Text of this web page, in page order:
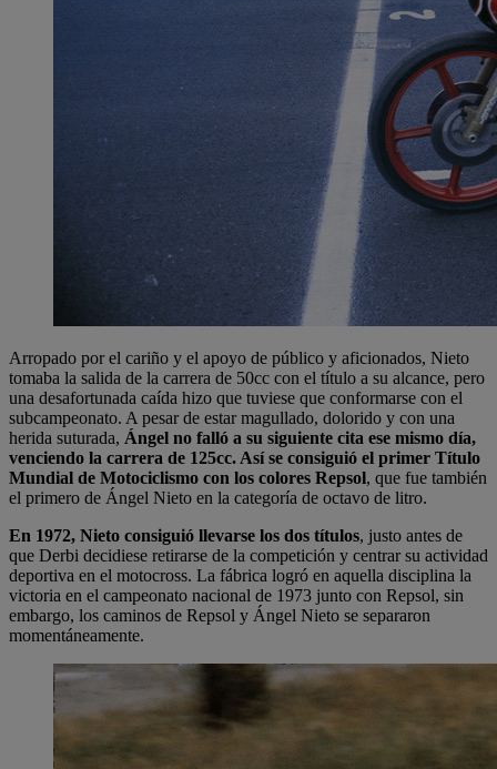
Arropado por el cariño y el apoyo de público y aficionados, Nieto
tomaba la salida de la carrera de 50cc con el título a su alcance, pero
una desafortunada caída hizo que tuviese que conformarse con el
subcampeonato. A pesar de estar magullado, dolorido y con una
herida suturada, Ángel no falló a su siguiente cita ese mismo día,
venciendo la carrera de 125cc. Así se consiguió el primer Título
Mundial de Motociclismo con los colores Repsol, que fue también
el primero de Ángel Nieto en la categoría de octavo de litro.
En 1972, Nieto consiguió llevarse los dos títulos, justo antes de
que Derbi decidiese retirarse de la competición y centrar su actividad
deportiva en el motocross. La fábrica logró en aquella disciplina la
victoria en el campeonato nacional de 1973 junto con Repsol, sin
embargo, los caminos de Repsol y Ángel Nieto se separaron
momentáneamente.